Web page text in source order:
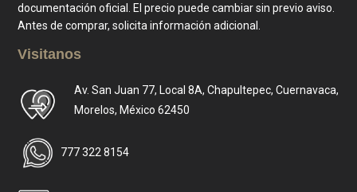
documentación oficial. El precio puede cambiar sin previo aviso.
Antes de comprar, solicita información adicional.
Visitanos
Av. San Juan 77, Local 8A, Chapultepec, Cuernavaca,
Morelos, México 62450
777 322 8154